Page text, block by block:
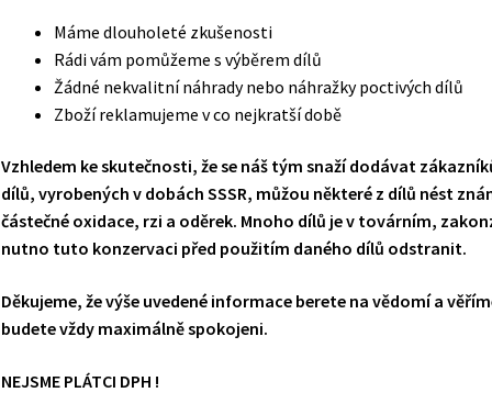
Máme dlouholeté zkušenosti
Rádi vám pomůžeme s výběrem dílů
Žádné nekvalitní náhrady nebo náhražky poctivých dílů
Zboží reklamujeme v co nejkratší době
Vzhledem ke skutečnosti, že se náš tým snaží dodávat
dílů, vyrobených v dobách SSSR, můžou některé z dílů nést
částečné oxidace, rzi a oděrek. Mnoho dílů je v továrním,
nutno tuto konzervaci před použitím daného dílů odstranit.
Děkujeme, že výše uvedené informace berete na vědomí a
budete vždy maximálně spokojeni.
NEJSME PLÁTCI DPH !